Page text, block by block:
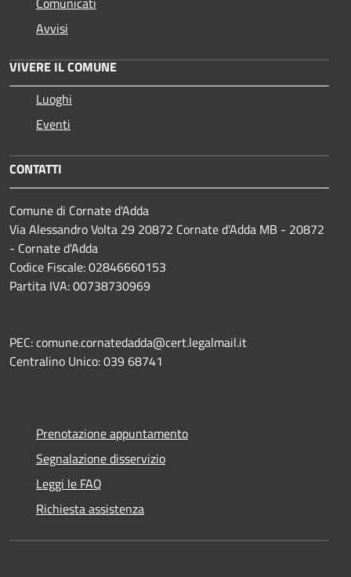
Avvisi
VIVERE IL COMUNE
Luoghi
Eventi
CONTATTI
Comune di Cornate d'Adda
Via Alessandro Volta 29 20872 Cornate d'Adda MB - 20872
- Cornate d'Adda
Codice Fiscale: 02846660153
Partita IVA: 00738730969
PEC: comune.cornatedadda@cert.legalmail.it
Centralino Unico: 039 68741
Prenotazione appuntamento
Segnalazione disservizio
Leggi le FAQ
Richiesta assistenza